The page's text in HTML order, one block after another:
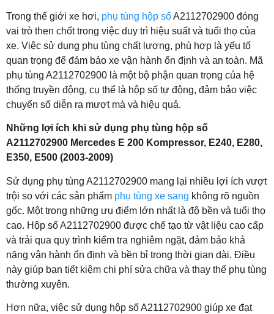
Trong thế giới xe hơi, phụ tùng hộp sốA2112702900 đóng
vai trò then chốt trong việc duy trì hiệu suất và tuổi thọ của
xe. Việc sử dụng phụ tùng chất lượng, phù hợp là yếu tố
quan trọng để đảm bảo xe vận hành ổn định và an toàn. Mã
phụ tùng A2112702900 là một bộ phận quan trọng của hệ
thống truyền động, cụ thể là hộp số tự động, đảm bảo việc
chuyển số diễn ra mượt mà và hiệu quả.
Những lợi ích khi sử dụng phụ tùng hộp số
A2112702900 Mercedes E 200 Kompressor, E240, E280,
E350, E500 (2003-2009)
Sử dụng phụ tùng A2112702900 mang lại nhiều lợi ích vượt
trội so với các sản phẩm phụ tùng xe sang không rõ nguồn
gốc. Một trong những ưu điểm lớn nhất là độ bền và tuổi thọ
cao. Hộp số A2112702900 được chế tạo từ vật liệu cao cấp
và trải qua quy trình kiểm tra nghiêm ngặt, đảm bảo khả
năng vận hành ổn định và bền bỉ trong thời gian dài. Điều
này giúp bạn tiết kiệm chi phí sửa chữa và thay thế phụ tùng
thường xuyên.
Hơn nữa, việc sử dụng hộp số A2112702900 giúp xe đạt